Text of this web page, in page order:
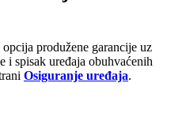
produžene garancije uz
i spisak uređaja obuhvaćenih
Osiguranje uređaja.